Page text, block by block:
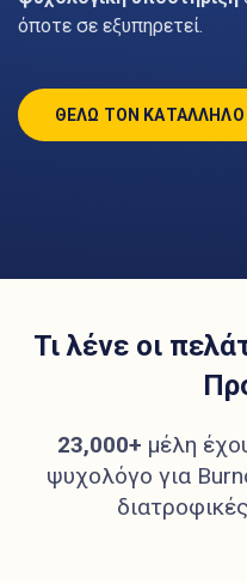
όποτε σε εξυπηρετεί.
ΘΕΛΩ ΤΟΝ
Τι λένε οι
23,000+ μέλη
ψυχολόγο για